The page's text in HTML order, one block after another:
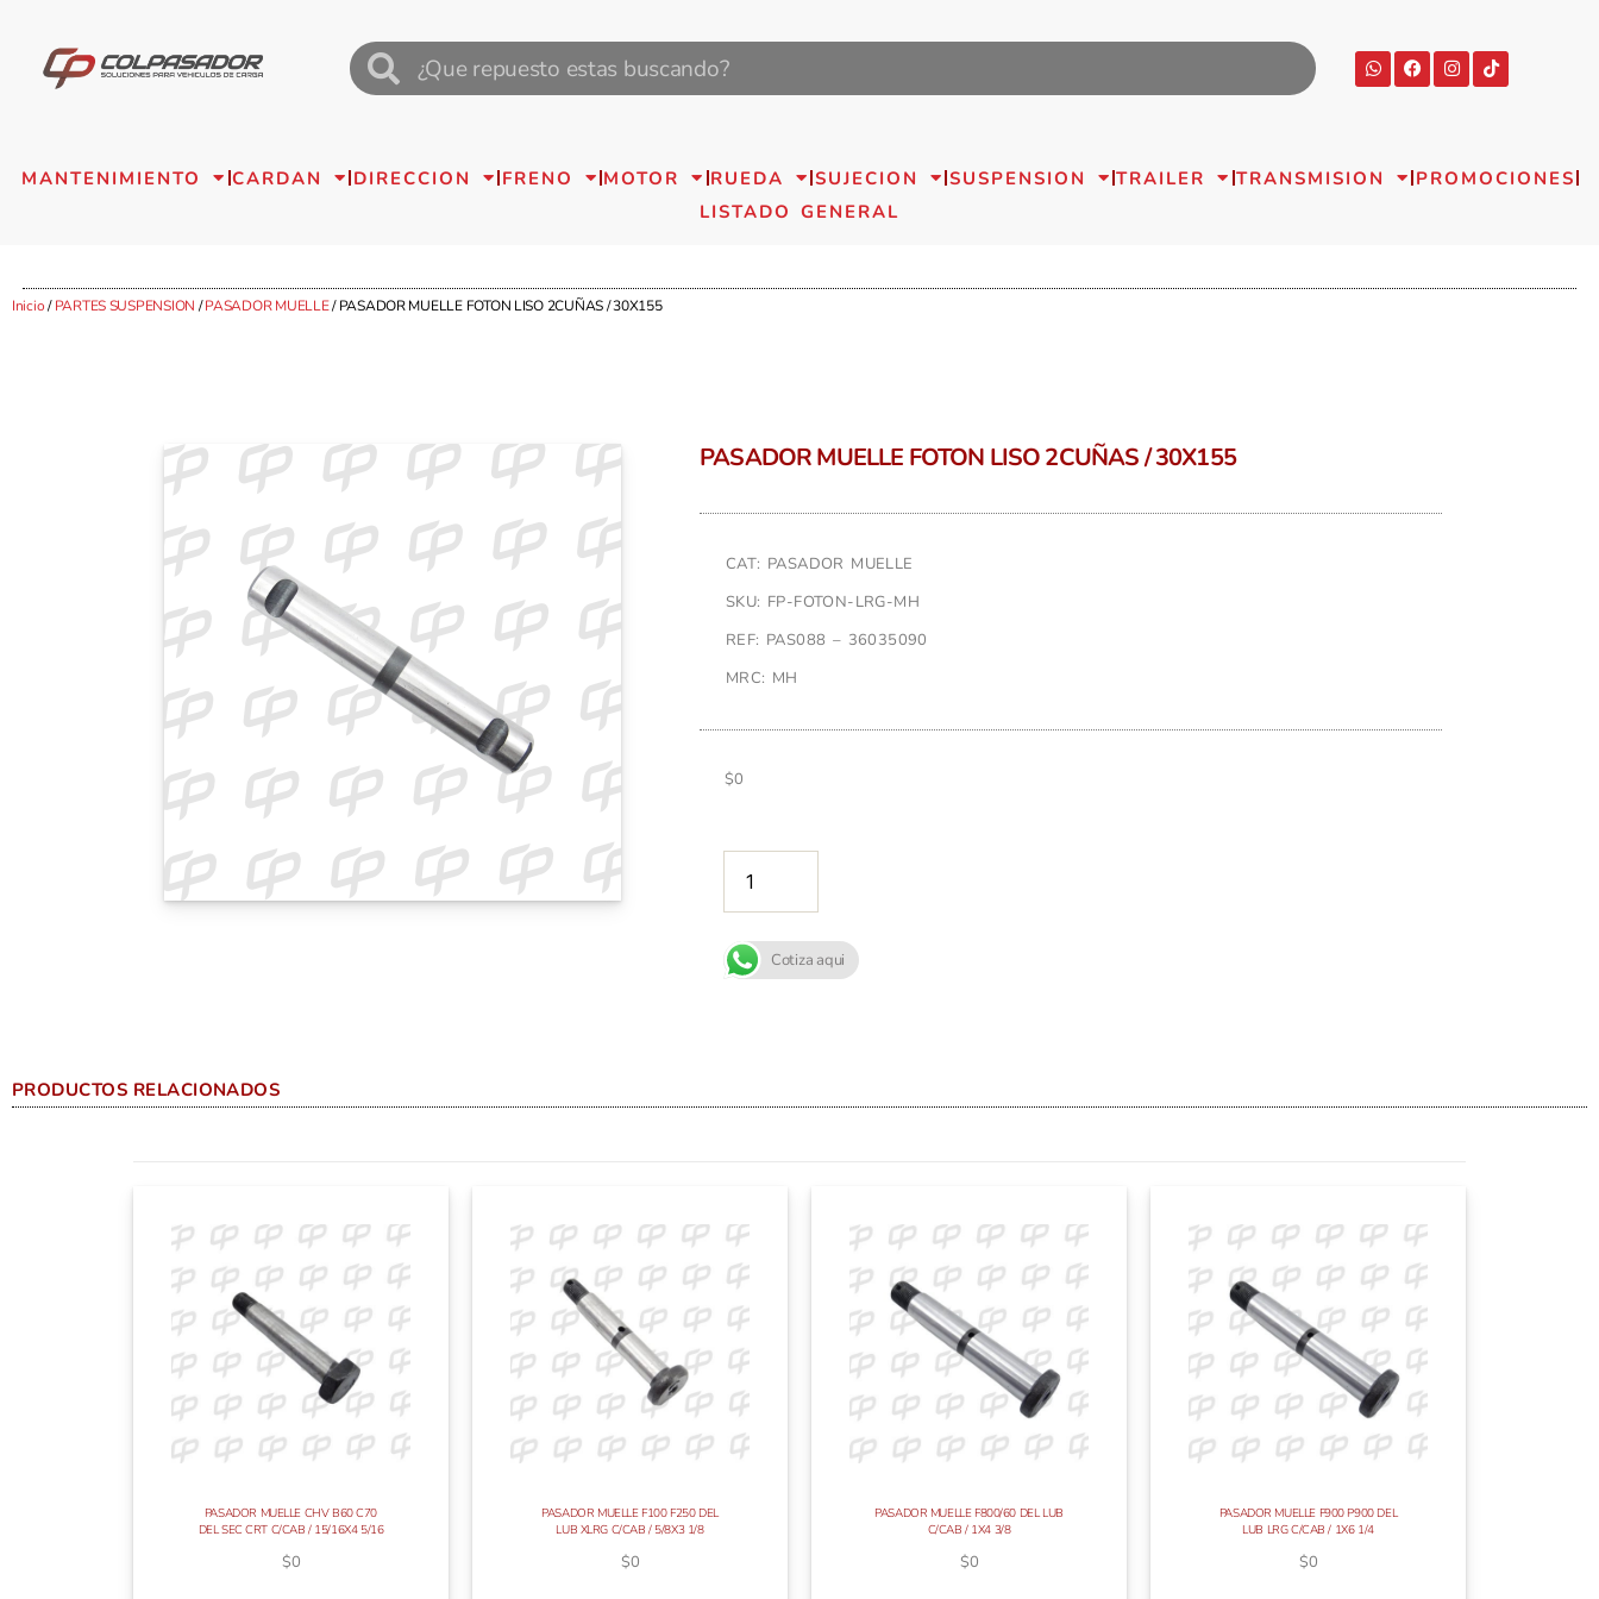
MANTENIMIENTO CARDAN DIRECCION FRENO MOTOR RUEDA SUJECION SUSPENSION TRAILER TRANSMISION
PROMOCIONES
LISTADO GENERAL
Inicio/PARTES SUSPENSION /PASADOR MUELLE/ PASADOR MUELLE FOTON LISO 2CUÑAS / 30X155
PASADOR MUELLE FOTON LISO 2CUÑAS / 30X155
CAT: PASADOR MUELLE
SKU: FP-FOTON-LRG-MH
REF: PAS088 – 36035090
MRC: MH
$0
Cotiza aqui
PRODUCTOS RELACIONADOS
PASADOR MUELLE CHV B60 C70
DEL SEC CRT C/CAB / 15/16X4 5/16
$0
PASADOR MUELLE F100 F250 DEL
LUB XLRG C/CAB / 5/8X3 1/8
$0
PASADOR MUELLE F800/60 DEL LUB
C/CAB / 1X4 3/8
$0
PASADOR MUELLE F900 P900 DEL
LUB LRG C/CAB / 1X6 1/4
$0